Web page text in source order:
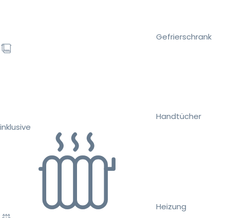
Gefrierschrank
Handtücher
inklusive
Heizung